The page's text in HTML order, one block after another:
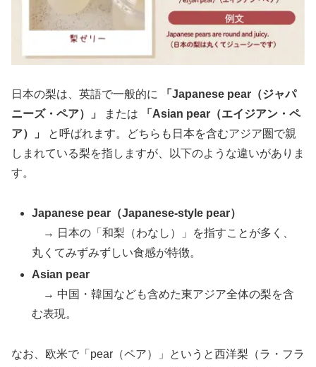
日本の梨は、英語で一般的に
「Japanese pear（ジャパ
ニーズ・ペア）」
または
「Asian pear（エイジアン・ペ
ア）」
と呼ばれます。どちらも日本を含むアジア圏で親
しまれている梨を指しますが、以下のような違いがありま
す。
Japanese pear（Japanese-style pear）
→ 日本の「和梨（わなし）」を指すことが多く、
丸くてみずみずしい食感が特徴。
Asian pear
→ 中国・韓国なども含めた東アジア全体の梨を含
む表現。
なお、欧米で「pear（ペア）」というと西洋梨（ラ・フラ